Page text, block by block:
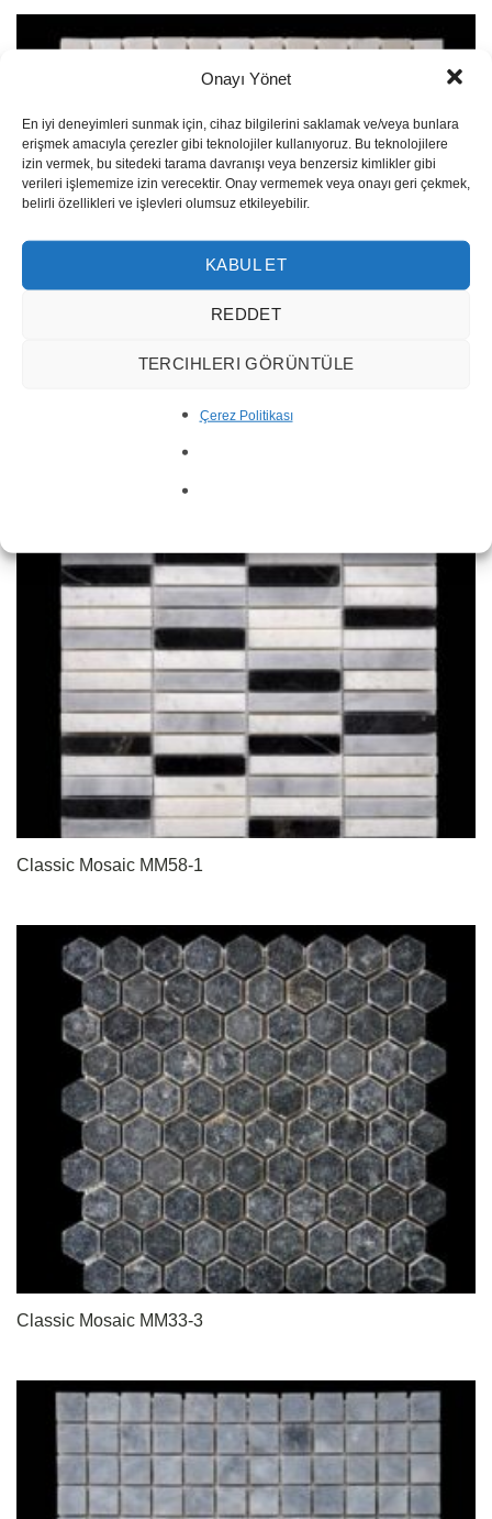
Onayı Yönet
En iyi deneyimleri sunmak için, cihaz bilgilerini saklamak ve/veya bunlara
erişmek amacıyla çerezler gibi teknolojiler kullanıyoruz. Bu teknolojilere
izin vermek, bu sitedeki tarama davranışı veya benzersiz kimlikler gibi
verileri işlememize izin verecektir. Onay vermemek veya onayı geri çekmek,
belirli özellikleri ve işlevleri olumsuz etkileyebilir.
KABUL ET
REDDET
TERCIHLERI GÖRÜNTÜLE
Çerez Politikası
Classic Mosaic MM38-6
Classic Mosaic MM58-1
Classic Mosaic MM33-3